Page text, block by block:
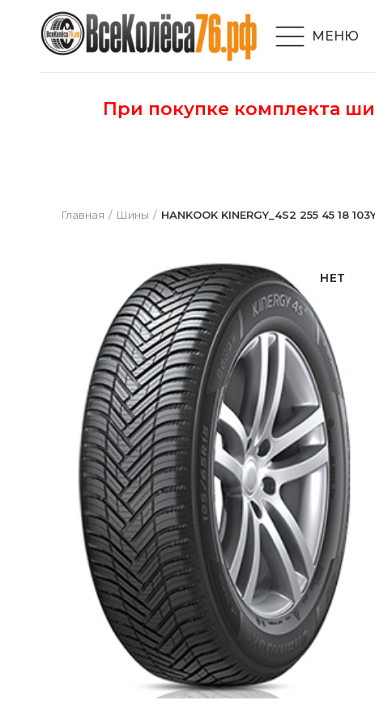
МЕНЮ
При покупке комплекта
Главная Шины HANKOOK KINERGY_4S2 255 45 18
НЕТ